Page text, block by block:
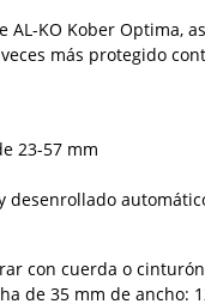
AL-KO Kober Optima,
más protegido
23-57 mm
desenrollado
con cuerda o cinturón
de 35 mm de ancho: